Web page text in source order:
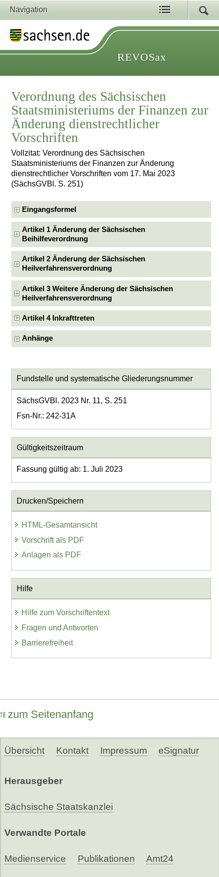
Navigation
REVOSax
Verordnung des Sächsischen
Staatsministeriums der Finanzen zur
Änderung dienstrechtlicher
Vorschriften
Vollzitat: Verordnung des Sächsischen
Staatsministeriums der Finanzen zur Änderung
dienstrechtlicher Vorschriften vom 17. Mai 2023
(SächsGVBl. S. 251)
Eingangsformel
Artikel 1 Änderung der Sächsischen
Beihilfeverordnung
Artikel 2 Änderung der Sächsischen
Heilverfahrensverordnung
Artikel 3 Weitere Änderung der Sächsischen
Heilverfahrensverordnung
Artikel 4 Inkrafttreten
Anhänge
Fundstelle und systematische Gliederungsnummer
SächsGVBl. 2023 Nr. 11, S. 251
Fsn-Nr.: 242-31A
Gültigkeitszeitraum
Fassung gültig ab: 1. Juli 2023
Drucken/Speichern
HTML-Gesamtansicht
Vorschrift als PDF
Anlagen als PDF
Hilfe
Hilfe zum Vorschriftentext
Fragen und Antworten
Barrierefreiheit
zum Seitenanfang
Übersicht Kontakt Impressum eSignatur
Herausgeber
Sächsische Staatskanzlei
Verwandte Portale
Medienservice Publikationen Amt24